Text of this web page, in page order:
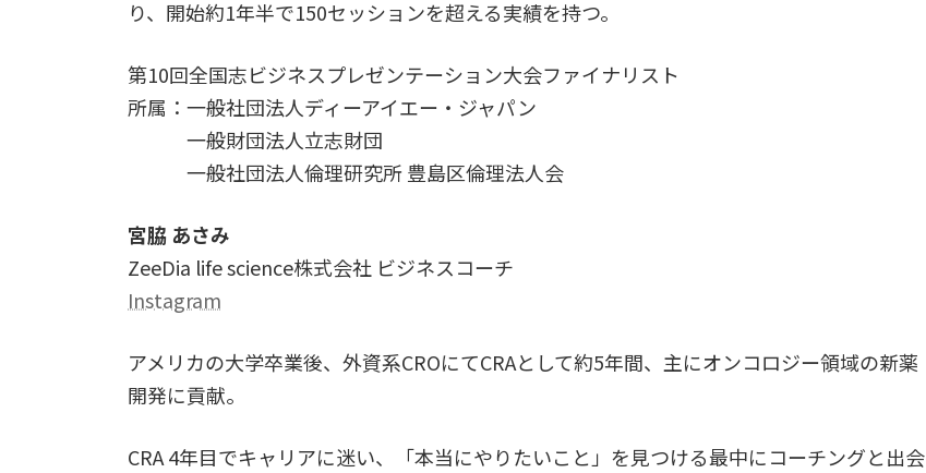
り、開始約1年半で150セッションを超える実績を持つ。
第10回全国志ビジネスプレゼンテーション大会ファイナリスト
所属：一般社団法人ディーアイエー・ジャパン
一般財団法人立志財団
一般社団法人倫理研究所 豊島区倫理法人会
宮脇 あさみ
ZeeDia life science株式会社 ビジネスコーチ
Instagram
アメリカの大学卒業後、外資系CROにてCRAとして約5年間、主にオンコロジー領域の新薬
開発に貢献。
CRA 4年目でキャリアに迷い、「本当にやりたいこと」を見つける最中にコーチングと出会